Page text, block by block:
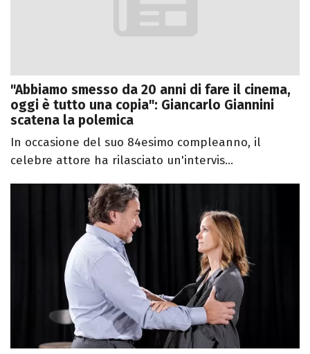
"Abbiamo smesso da 20 anni di fare il cinema,
oggi è tutto una copia": Giancarlo Giannini
scatena la polemica
In occasione del suo 84esimo compleanno, il
celebre attore ha rilasciato un'intervis...